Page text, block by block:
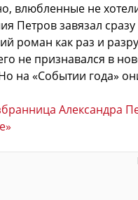
влюбленные не
Петров завязал
роман как раз и
не признавался в
на «Событии года»
Александра